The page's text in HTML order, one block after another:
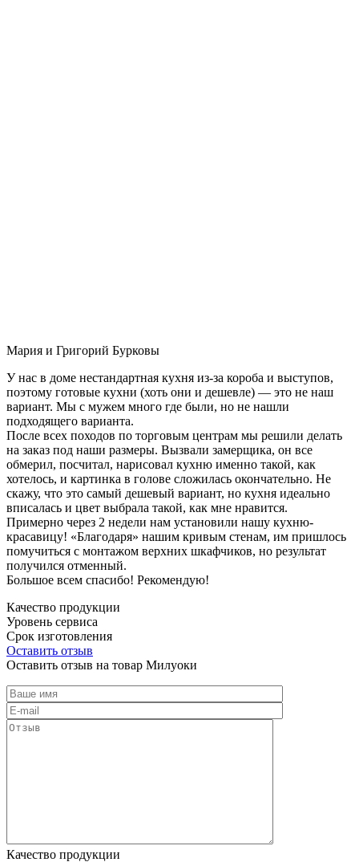
Мария и Григорий Бурковы
У нас в доме нестандартная кухня из-за короба и выступов,
поэтому готовые кухни (хоть они и дешевле) — это не наш
вариант. Мы с мужем много где были, но не нашли
подходящего варианта.
После всех походов по торговым центрам мы решили делать
на заказ под наши размеры. Вызвали замерщика, он все
обмерил, посчитал, нарисовал кухню именно такой, как
хотелось, и картинка в голове сложилась окончательно. Не
скажу, что это самый дешевый вариант, но кухня идеально
вписалась и цвет выбрала такой, как мне нравится.
Примерно через 2 недели нам установили нашу кухню-
красавицу! «Благодаря» нашим кривым стенам, им пришлось
помучиться с монтажом верхних шкафчиков, но результат
получился отменный.
Большое всем спасибо! Рекомендую!
Качество продукции
Уровень сервиса
Срок изготовления
Оставить отзыв
Оставить отзыв на товар Милуоки
Качество продукции